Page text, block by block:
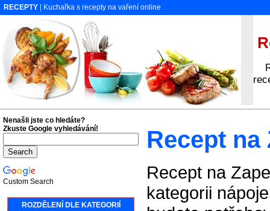
RECEPTY | Kuchařka s recepty na vaření online
Recept
Recept na
kategorii
Nenašli jste co hledáte?
Zkuste Google vyhledávání!
Custom Search
ROZDĚLENÍ DLE KATEGORIÍ